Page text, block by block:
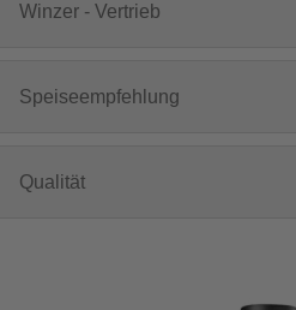
Winzer - Vertrieb
Speiseempfehlung
Qualität